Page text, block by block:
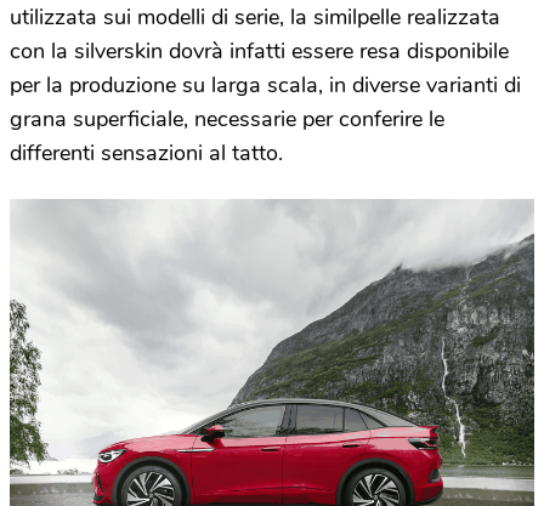
utilizzata sui modelli di serie, la similpelle realizzata
con la silverskin dovrà infatti essere resa disponibile
per la produzione su larga scala, in diverse varianti di
grana superficiale, necessarie per conferire le
differenti sensazioni al tatto.